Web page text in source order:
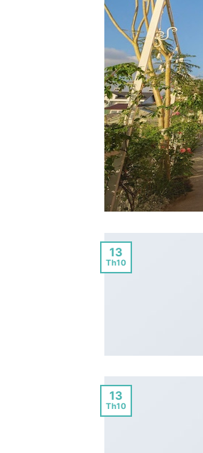
13
Th10
13
Th10